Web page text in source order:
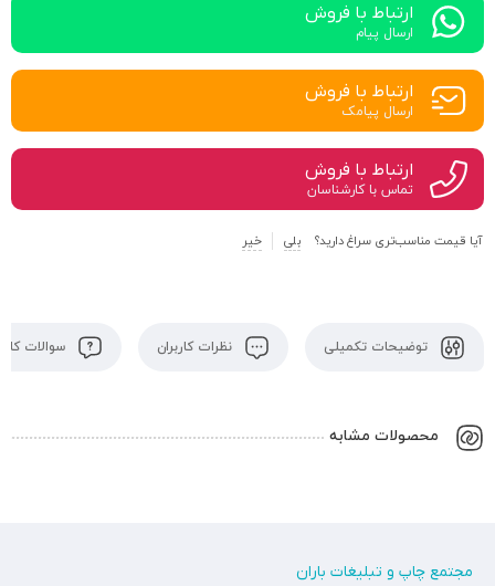
ارتباط با فروش
ارسال پیام
ارتباط با فروش
ارسال پیامک
ارتباط با فروش
تماس با کارشناسان
آیا قیمت مناسب‌تری سراغ دارید؟ بلی خیر
توضیحات تکمیلی نظرات کاربران سوالات
محصولات مشابه
مجتمع چاپ و تبلیغات باران